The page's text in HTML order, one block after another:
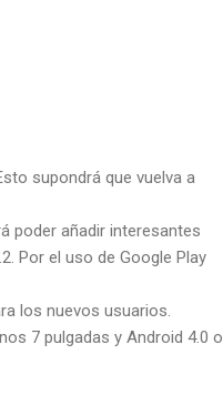
supondrá que vuelva a
poder añadir interesantes
Por el uso de Google Play
los nuevos usuarios.
7 pulgadas y Android 4.0 o